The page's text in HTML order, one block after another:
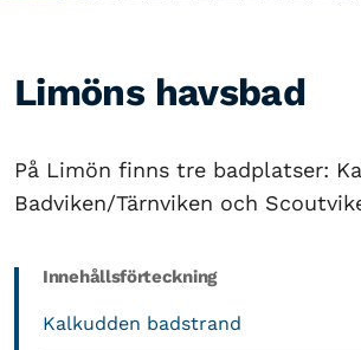
Limöns havsbad
På Limön finns tre badplatser:
Badviken/Tärnviken och
Innehållsförteckning
Kalkudden badstrand